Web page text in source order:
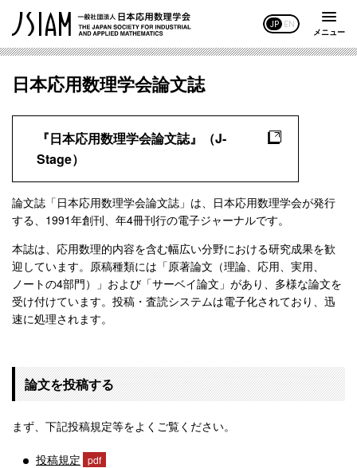
JP EN
メニュー
日本応用数理学会論文誌
『日本応用数理学会論文誌』（J-
Stage）
論文誌「日本応用数理学会論文誌」は、日本応用数理学会が発行
する、1991年創刊、年4冊刊行の電子ジャーナルです。
本誌は、応用数理的内容を含む幅広い分野における研究成果を歓
迎しています。原稿種類には「原著論文（理論、応用、実用、
ノートの4部門）」および「サーベイ論文」があり、多様な論文を
受け付けています。投稿・査読システムは電子化されており、迅
速に処理されます。
論文を投稿する
まず、下記投稿規定等をよくご覧ください。
投稿規定